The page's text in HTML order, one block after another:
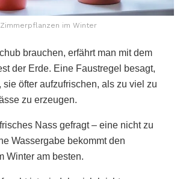
Zimmerpflanzen im Winter
brauchen, erfährt man mit dem
der Erde. Eine Faustregel besagt,
sie öfter aufzufrischen, als zu viel zu
zu erzeugen.
Nass gefragt – eine nicht zu
Wassergabe bekommt den
Winter am besten.